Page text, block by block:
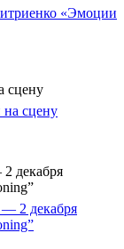
сцену
декабря